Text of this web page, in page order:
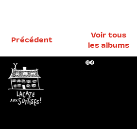
Précédent
Voir tous
les albums